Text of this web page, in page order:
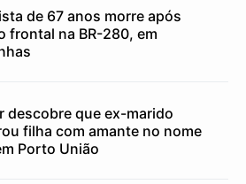
de 67 anos morre após
frontal na BR-280, em
descobre que ex-marido
filha com amante no nome
Porto União